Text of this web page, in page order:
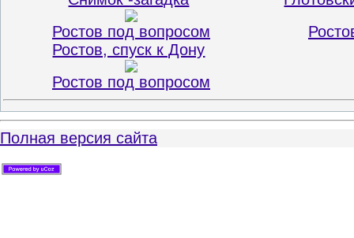
Ростов под вопросом
Ростов, спуск к Дону
Ростов под вопросом
Полная версия сайта